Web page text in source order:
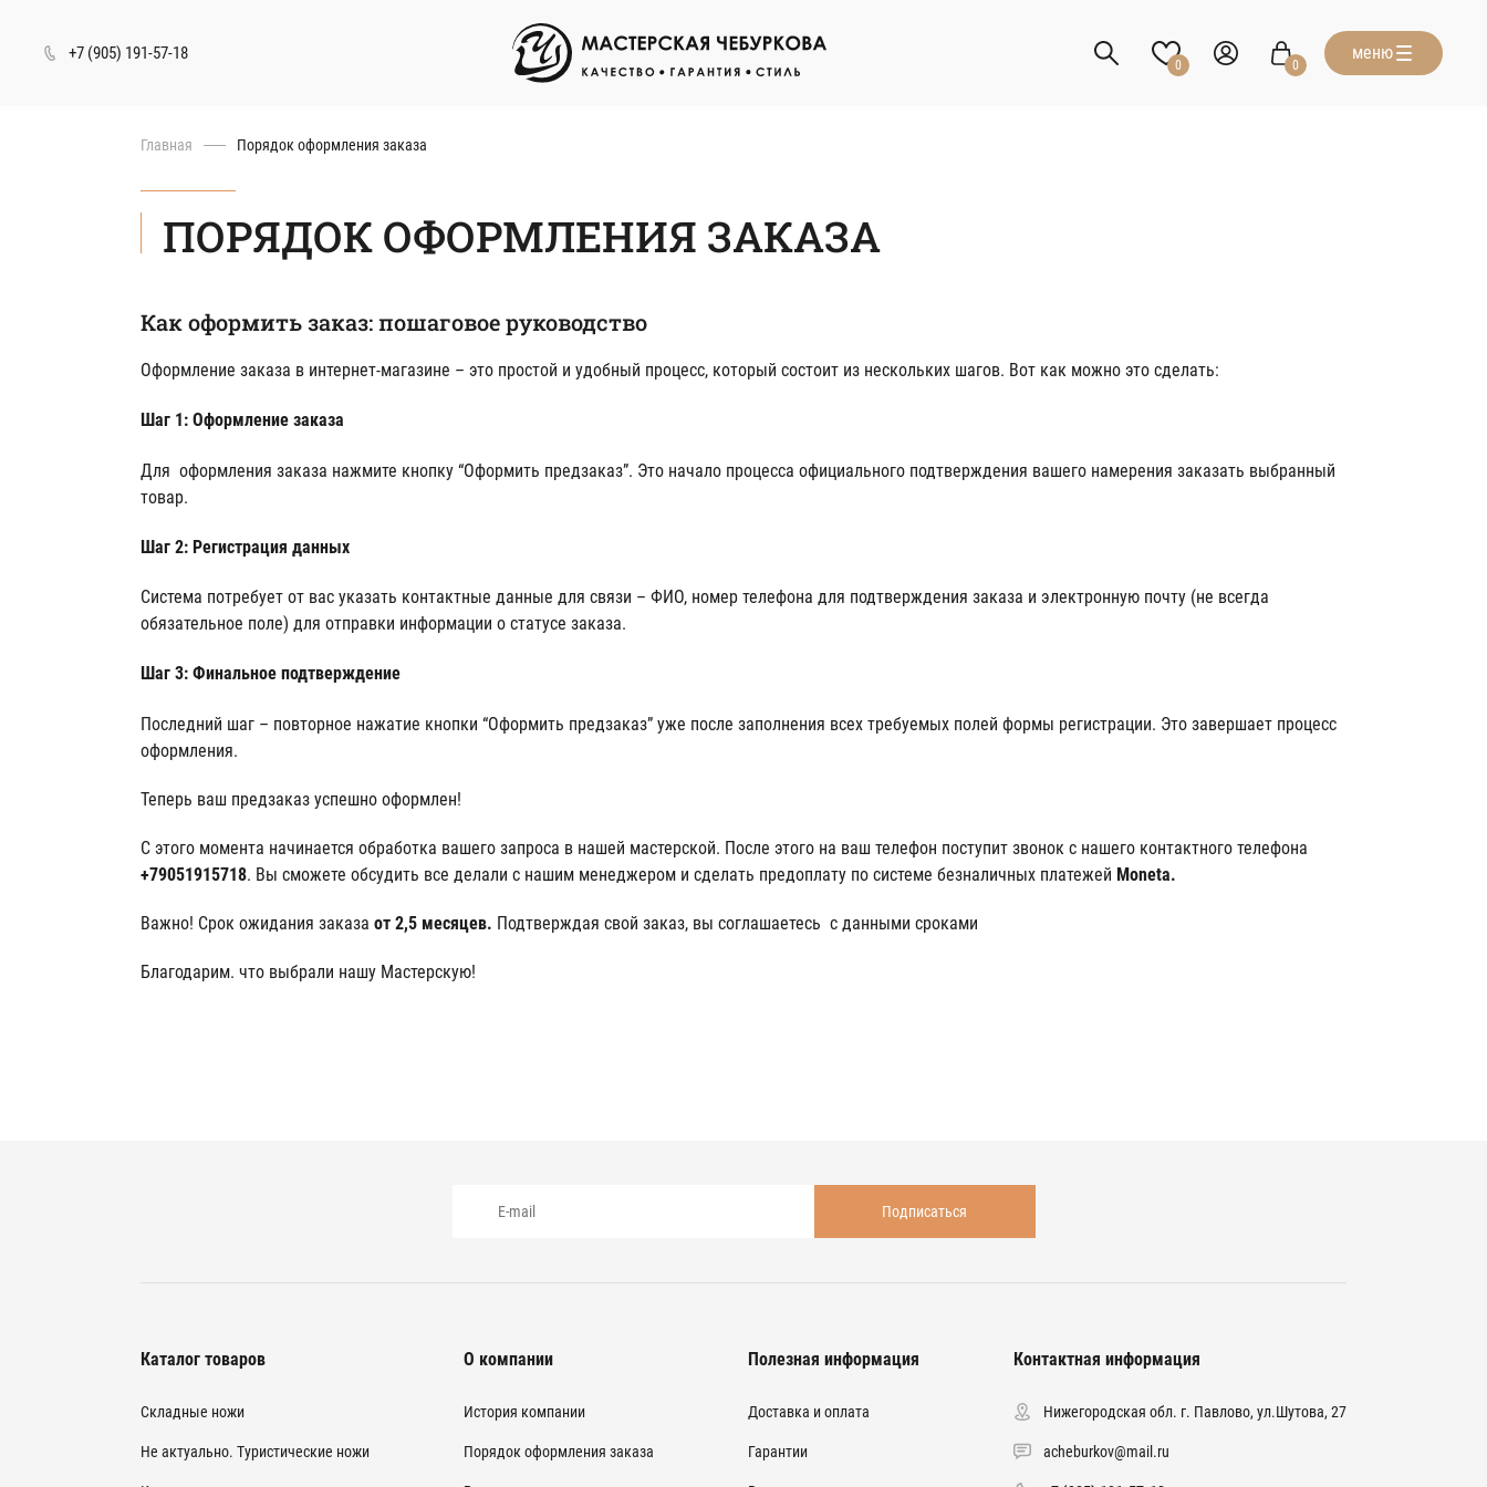
+7 (905) 191-57-18
0 0
меню
Главная Порядок оформления заказа
ПОРЯДОК ОФОРМЛЕНИЯ ЗАКАЗА
Как оформить заказ: пошаговое руководство
Оформление заказа в интернет-магазине – это простой и удобный процесс, который состоит из нескольких шагов. Вот как можно это сделать:
Шаг 1: Оформление заказа
Для оформления заказа нажмите кнопку “Оформить предзаказ”. Это начало процесса официального подтверждения вашего намерения заказать выбранный
товар.
Шаг 2: Регистрация данных
Система потребует от вас указать контактные данные для связи – ФИО, номер телефона для подтверждения заказа и электронную почту (не всегда
обязательное поле) для отправки информации о статусе заказа.
Шаг 3: Финальное подтверждение
Последний шаг – повторное нажатие кнопки “Оформить предзаказ” уже после заполнения всех требуемых полей формы регистрации. Это завершает процесс
оформления.
Теперь ваш предзаказ успешно оформлен!
С этого момента начинается обработка вашего запроса в нашей мастерской. После этого на ваш телефон поступит звонок с нашего контактного телефона
+79051915718. Вы сможете обсудить все делали с нашим менеджером и сделать предоплату по системе безналичных платежей Moneta.
Важно! Срок ожидания заказа от 2,5 месяцев. Подтверждая свой заказ, вы соглашаетесь с данными сроками
Благодарим. что выбрали нашу Мастерскую!
Каталог товаров
Складные ножи
Не актуально. Туристические ножи
О компании
История компании
Порядок оформления заказа
Полезная информация
Доставка и оплата
Гарантии
Контактная информация
Нижегородская обл. г. Павлово, ул.Шутова, 27
acheburkov@mail.ru